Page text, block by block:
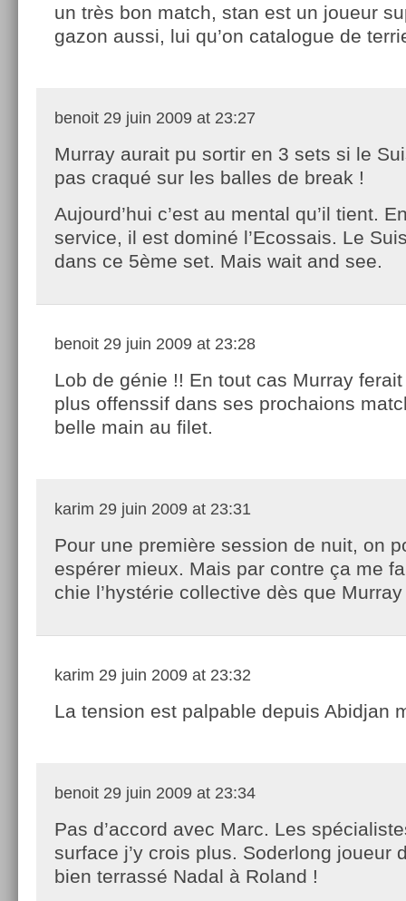
un très bon match, stan est un joueur
gazon aussi, lui qu’on catalogue de
benoit 29 juin 2009 at 23:27
Murray aurait pu sortir en 3 sets si le
pas craqué sur les balles de break !
Aujourd’hui c’est au mental qu’il tient.
service, il est dominé l’Ecossais. Le
dans ce 5ème set. Mais wait and see.
benoit 29 juin 2009 at 23:28
Lob de génie !! En tout cas Murray ferait
plus offenssif dans ses prochaions
belle main au filet.
karim 29 juin 2009 at 23:31
Pour une première session de nuit, on
espérer mieux. Mais par contre ça me
chie l’hystérie collective dès que
karim 29 juin 2009 at 23:32
La tension est palpable depuis Abidjan
benoit 29 juin 2009 at 23:34
Pas d’accord avec Marc. Les
surface j’y crois plus. Soderlong joueur
bien terrassé Nadal à Roland !